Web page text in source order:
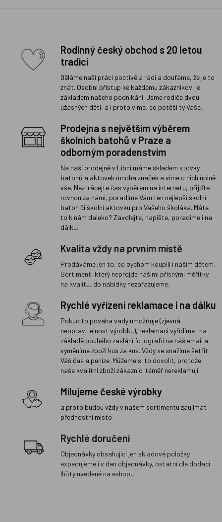
Rodinný český obchod s 20 letou
tradicí
Děláme naši práci poctivě a rádi a doufáme, že je to
znát. Osobní přístup ke každému zákazníkovi je
základem našeho podnikání. Jsme rodiče dvou
úžasných dětí, a i proto víme, co potěší ty Vaše.
Prodejna s největším výběrem
školních batohů v Praze a
odborným poradenstvím
Na naší prodejně v Libni máme skladem stovky
batohů a aktovek mnoha značek a víme o nich úplně
vše. Neztrácejte čas výběrem na internetu, přijďte
rovnou za námi, poradíme Vám ten nejlepší školní
batoh či školní aktovku pro Vašeho školáka. Máte
to k nám daleko? Zavolejte, napište, poradíme i na
dálku.
Kvalita vždy na prvním místě
Prodáváme jen to, co bychom koupili i našim dětem.
Sortiment, který neprojde našimi přísnými měřítky
na kvalitu, do nabídky nezařazujeme.
Rychlé vyřízení reklamace i na dálku
Pokud to povaha vady umožňuje (zjevná
neopravitelnost výrobku), reklamaci vyřídíme i na
základě pouhého zaslání fotografií na náš email a
vyměníme zboží kus za kus. Vždy se snažíme šetřit
Váš čas a peníze. Můžeme si to dovolit, protože
naše kvalitní zboží zákazníci téměř nereklamují.
Milujeme české výrobky
a proto budou vždy v našem sortimentu zaujímat
přednostní místo
Rychlé doručení
Objednávky obsahující jen skladové položky
expedujeme i v den objednávky, ostatní dle dodací
lhůty uvedené na eshopu